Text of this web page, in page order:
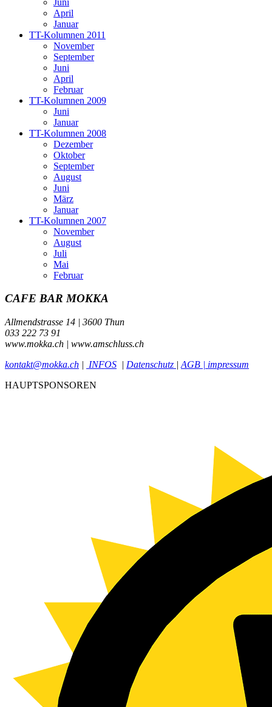
April
Januar
TT-Kolumnen 2011
November
September
Juni
April
Februar
TT-Kolumnen 2009
Juni
Januar
TT-Kolumnen 2008
Dezember
Oktober
September
August
Juni
März
Januar
TT-Kolumnen 2007
November
August
Juli
Mai
Februar
CAFE BAR MOKKA
Allmendstrasse 14 | 3600 Thun
033 222 73 91
www.mokka.ch | www.amschluss.ch
kontakt@mokka.ch | INFOS | Datenschutz | AGB | impressum
HAUPTSPONSOREN